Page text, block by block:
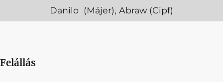
Danilo (Májer), Abraw (Cipf)
Felállás